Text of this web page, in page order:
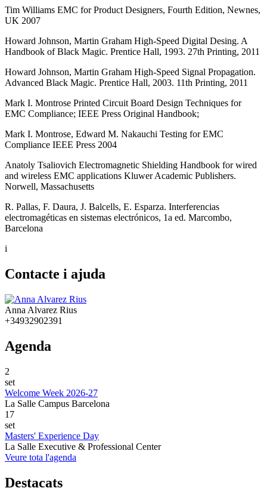
Tim Williams EMC for Product Designers, Fourth Edition, Newnes,
UK 2007
Howard Johnson, Martin Graham High-Speed Digital Desing. A
Handbook of Black Magic. Prentice Hall, 1993. 27th Printing, 2011
Howard Johnson, Martin Graham High-Speed Signal Propagation.
Advanced Black Magic. Prentice Hall, 2003. 11th Printing, 2011
Mark I. Montrose Printed Circuit Board Design Techniques for
EMC Compliance; IEEE Press Original Handbook;
Mark I. Montrose, Edward M. Nakauchi Testing for EMC
Compliance IEEE Press 2004
Anatoly Tsaliovich Electromagnetic Shielding Handbook for wired
and wireless EMC applications Kluwer Academic Publishers.
Norwell, Massachusetts
R. Pallas, F. Daura, J. Balcells, E. Esparza. Interferencias
electromagéticas en sistemas electrónicos, 1a ed. Marcombo,
Barcelona
i
Contacte i ajuda
Anna Alvarez Rius
+34932902391
Agenda
2
set
Welcome Week 2026-27
La Salle Campus Barcelona
17
set
Masters' Experience Day
La Salle Executive & Professional Center
Veure tota l'agenda
Destacats